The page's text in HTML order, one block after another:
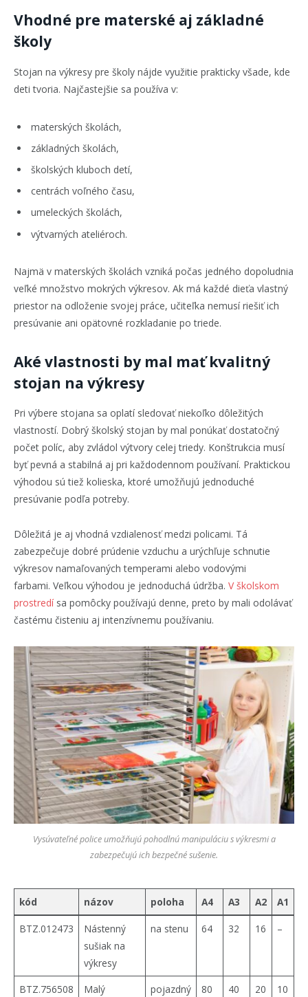
Vhodné pre materské aj základné
školy
Stojan na výkresy pre školy nájde využitie prakticky všade, kde
deti tvoria. Najčastejšie sa používa v:
materských školách,
základných školách,
školských kluboch detí,
centrách voľného času,
umeleckých školách,
výtvarných ateliéroch.
Najmä v materských školách vzniká počas jedného dopoludnia
veľké množstvo mokrých výkresov. Ak má každé dieťa vlastný
priestor na odloženie svojej práce, učiteľka nemusí riešiť ich
presúvanie ani opätovné rozkladanie po triede.
Aké vlastnosti by mal mať kvalitný
stojan na výkresy
Pri výbere stojana sa oplatí sledovať niekoľko dôležitých
vlastností. Dobrý školský stojan by mal ponúkať dostatočný
počet políc, aby zvládol výtvory celej triedy. Konštrukcia musí
byť pevná a stabilná aj pri každodennom používaní. Praktickou
výhodou sú tiež kolieska, ktoré umožňujú jednoduché
presúvanie podľa potreby.
Dôležitá je aj vhodná vzdialenosť medzi policami. Tá
zabezpečuje dobré prúdenie vzduchu a urýchľuje schnutie
výkresov namaľovaných temperami alebo vodovými
farbami. Veľkou výhodou je jednoduchá údržba. V školskom
prostredísa pomôcky používajú denne, preto by mali odolávať
častému čisteniu aj intenzívnemu používaniu.
Vysúvateľné police umožňujú pohodlnú manipuláciu s výkresmi a
zabezpečujú ich bezpečné sušenie.
kód názov poloha A4 A3 A2 A1
BTZ.012473
Nástenný
sušiak na
výkresy
na stenu 64 32 16 –
BTZ.756508 Malý pojazdný 80 40 20 10